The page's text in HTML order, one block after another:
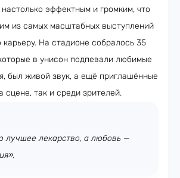
эффектным и громким, что
из самых масштабных выступлений
На стадионе собралось 35
в унисон подпевали любимые
был живой звук, а ещё приглашённые
сцене, так и среди зрителей.
лучшее лекарство, а любовь —